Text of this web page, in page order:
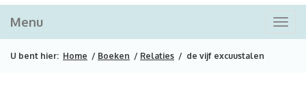
Menu
U bent hier: Home / Boeken / Relaties / de vijf excuustalen